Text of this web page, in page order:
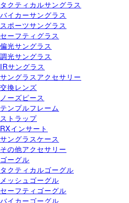
タクティカルサングラス
バイカーサングラス
スポーツサングラス
セーフティグラス
偏光サングラス
調光サングラス
IRサングラス
サングラスアクセサリー
交換レンズ
ノーズピース
テンプルフレーム
ストラップ
RXインサート
サングラスケース
その他アクセサリー
ゴーグル
タクティカルゴーグル
メッシュゴーグル
セーフティゴーグル
バイカーゴーグル